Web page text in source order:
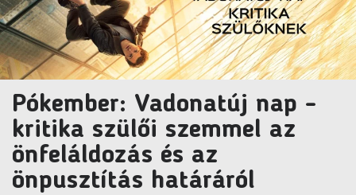
Pókember: Vadonatúj nap -
kritika szülői szemmel az
önfeláldozás és az
önpusztítás határáról